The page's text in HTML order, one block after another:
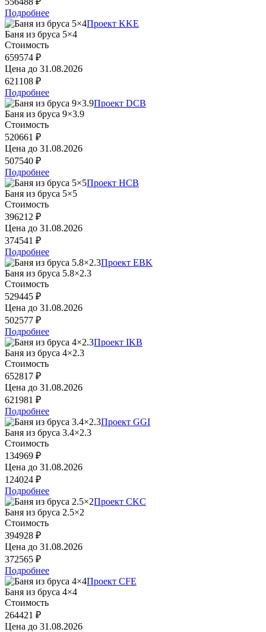
Подробнее
Проект KKE
Баня из бруса 5×4
Стоимость
659574 ₽
Цена до 31.08.2026
621108 ₽
Подробнее
Проект DCB
Баня из бруса 9×3.9
Стоимость
520661 ₽
Цена до 31.08.2026
507540 ₽
Подробнее
Проект HCB
Баня из бруса 5×5
Стоимость
396212 ₽
Цена до 31.08.2026
374541 ₽
Подробнее
Проект EBK
Баня из бруса 5.8×2.3
Стоимость
529445 ₽
Цена до 31.08.2026
502577 ₽
Подробнее
Проект IKB
Баня из бруса 4×2.3
Стоимость
652817 ₽
Цена до 31.08.2026
621981 ₽
Подробнее
Проект GGI
Баня из бруса 3.4×2.3
Стоимость
134969 ₽
Цена до 31.08.2026
124024 ₽
Подробнее
Проект CKC
Баня из бруса 2.5×2
Стоимость
394928 ₽
Цена до 31.08.2026
372565 ₽
Подробнее
Проект CFE
Баня из бруса 4×4
Стоимость
264421 ₽
Цена до 31.08.2026